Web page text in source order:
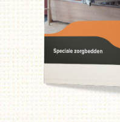
probleem. Wij helpen u
weg. Stap 1: klik op de
en wij nemen contact